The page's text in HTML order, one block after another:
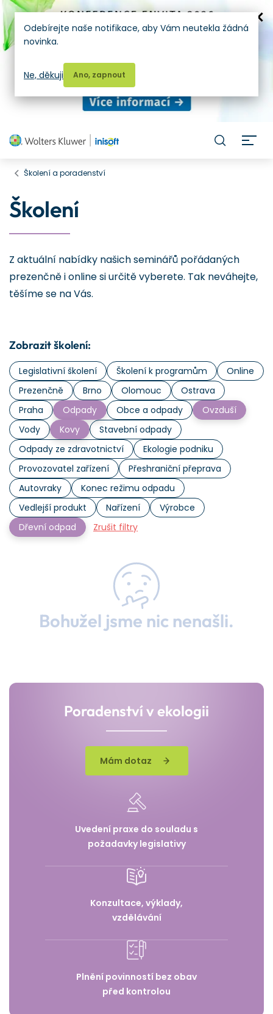
Školení a poradenství
Školení
Z aktuální nabídky našich seminářů pořádaných
prezenčně i online si určitě vyberete. Tak neváhejte,
těšíme se na Vás.
Zobrazit školení:
Legislativní školení Školení k programům
Online
Prezenčně
Brno Olomouc
Ostrava
Praha
Odpady Obce a odpady
Ovzduší
Vody
Kovy
Stavební odpady
Odpady ze zdravotnictví
Ekologie podniku
Provozovatel zařízení
Přeshraniční přeprava
Autovraky
Konec režimu odpadu
Vedlejší produkt
Nařízení
Výrobce
Dřevní odpad
Zrušit filtry
Bohužel jsme nic nenašli.
Poradenství v ekologii
Mám dotaz
Uvedení praxe do souladu s
požadavky legislativy
Konzultace, výklady,
vzdělávání
Plnění povinností bez obav
před kontrolou
Odebírejte naše notifikace, aby Vám neutekla žádná
novinka.
Ano, zapnout
Ne, děkuji